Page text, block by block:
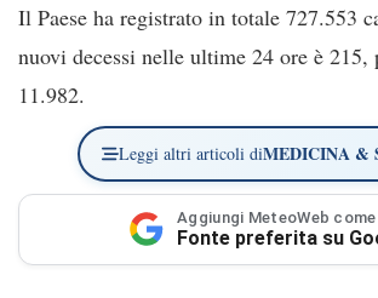
Il Paese ha registrato in totale 727.553
nuovi decessi nelle ultime 24 ore è 215,
11.982.
Leggi altri articoli diMEDICINA &
Aggiungi MeteoWeb come
Fonte preferita su